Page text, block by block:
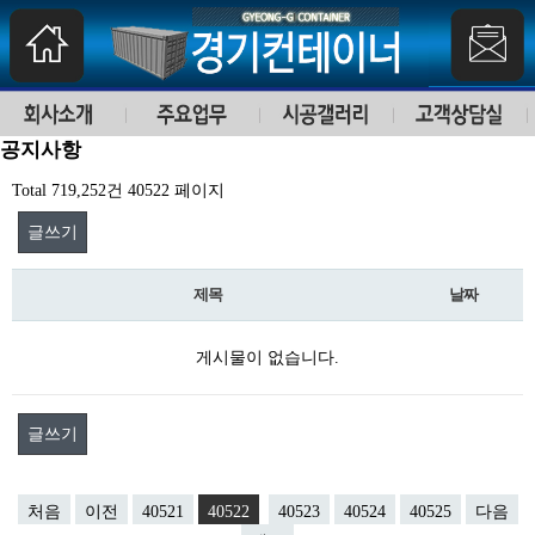
공지사항
Total 719,252건 40522 페이지
글쓰기
제목 날짜
게시물이 없습니다.
글쓰기
처음 이전 40521 40522 40523 40524 40525
다음